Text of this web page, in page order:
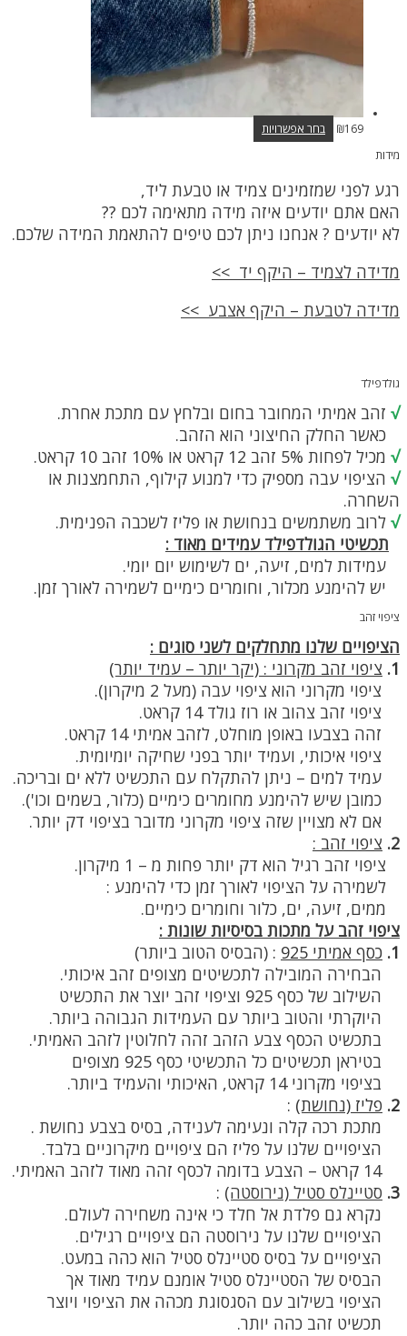
₪169 בחר אפשרויות
זה
סוגים.
ניתן
לבחור
את
בעמוד
המוצר
מידות
רגע לפני שמזמינים צמיד או טבעת ליד,
האם אתם יודעים איזה מידה מתאימה לכם ??
לא יודעים ? אנחנו ניתן לכם טיפים להתאמת המידה שלכם.
מדידה לצמיד – היקף יד >>
מדידה לטבעת – היקף אצבע >>
גולדפילד
√ זהב אמיתי המחובר בחום ובלחץ עם מתכת אחרת.
כאשר החלק החיצוני הוא הזהב.
√ מכיל לפחות 5% זהב 12 קראט או 10% זהב 10 קראט.
√ הציפוי עבה מספיק כדי למנוע קילוף, התחמצנות או
השחרה.
√ לרוב משתמשים בנחושת או פליז לשכבה הפנימית.
תכשיטי הגולדפילד עמידים מאוד :
עמידות למים, זיעה, ים לשימוש יום יומי.
יש להימנע מכלור, וחומרים כימיים לשמירה לאורך זמן.
ציפוי זהב
הציפויים שלנו מתחלקים לשני סוגים :
1. ציפוי זהב מקרוני : (יקר יותר – עמיד יותר)
ציפוי מקרוני הוא ציפוי עבה (מעל 2 מיקרון).
ציפוי זהב צהוב או רוז גולד 14 קראט.
זהה בצבעו באופן מוחלט, לזהב אמיתי 14 קראט.
ציפוי איכותי, ועמיד יותר בפני שחיקה יומיומית.
עמיד למים – ניתן להתקלח עם התכשיט ללא ים ובריכה.
כמובן שיש להימנע מחומרים כימיים (כלור, בשמים וכו').
אם לא מצויין שזה ציפוי מקרוני מדובר בציפוי דק יותר.
2. ציפוי זהב :
ציפוי זהב רגיל הוא דק יותר פחות מ – 1 מיקרון.
לשמירה על הציפוי לאורך זמן כדי להימנע :
ממים, זיעה, ים, כלור וחומרים כימיים.
ציפוי זהב על מתכות בסיסיות שונות :
1. כסף אמיתי 925 : (הבסיס הטוב ביותר)
הבחירה המובילה לתכשיטים מצופים זהב איכותי.
השילוב של כסף 925 וציפוי זהב יוצר את התכשיט
היוקרתי והטוב ביותר עם העמידות הגבוהה ביותר.
בתכשיט הכסף צבע הזהב זהה לחלוטין לזהב האמיתי.
בטיראן תכשיטים כל התכשיטי כסף 925 מצופים
בציפוי מקרוני 14 קראט, האיכותי והעמיד ביותר.
2. פליז (נחושת) :
מתכת רכה קלה ונעימה לענידה, בסיס בצבע נחושת .
הציפויים שלנו על פליז הם ציפויים מיקרוניים בלבד.
14 קראט – הצבע בדומה לכסף זהה מאוד לזהב האמיתי.
3. סטיינלס סטיל (נירוסטה) :
נקרא גם פלדת אל חלד כי אינה משחירה לעולם.
הציפויים שלנו על נירוסטה הם ציפויים רגילים.
הציפויים על בסיס סטיינלס סטיל הוא כהה במעט.
הבסיס של הסטיינלס סטיל אומנם עמיד מאוד אך
הציפוי בשילוב עם הסגסוגת מכהה את הציפוי ויוצר
תכשיט זהב כהה יותר.